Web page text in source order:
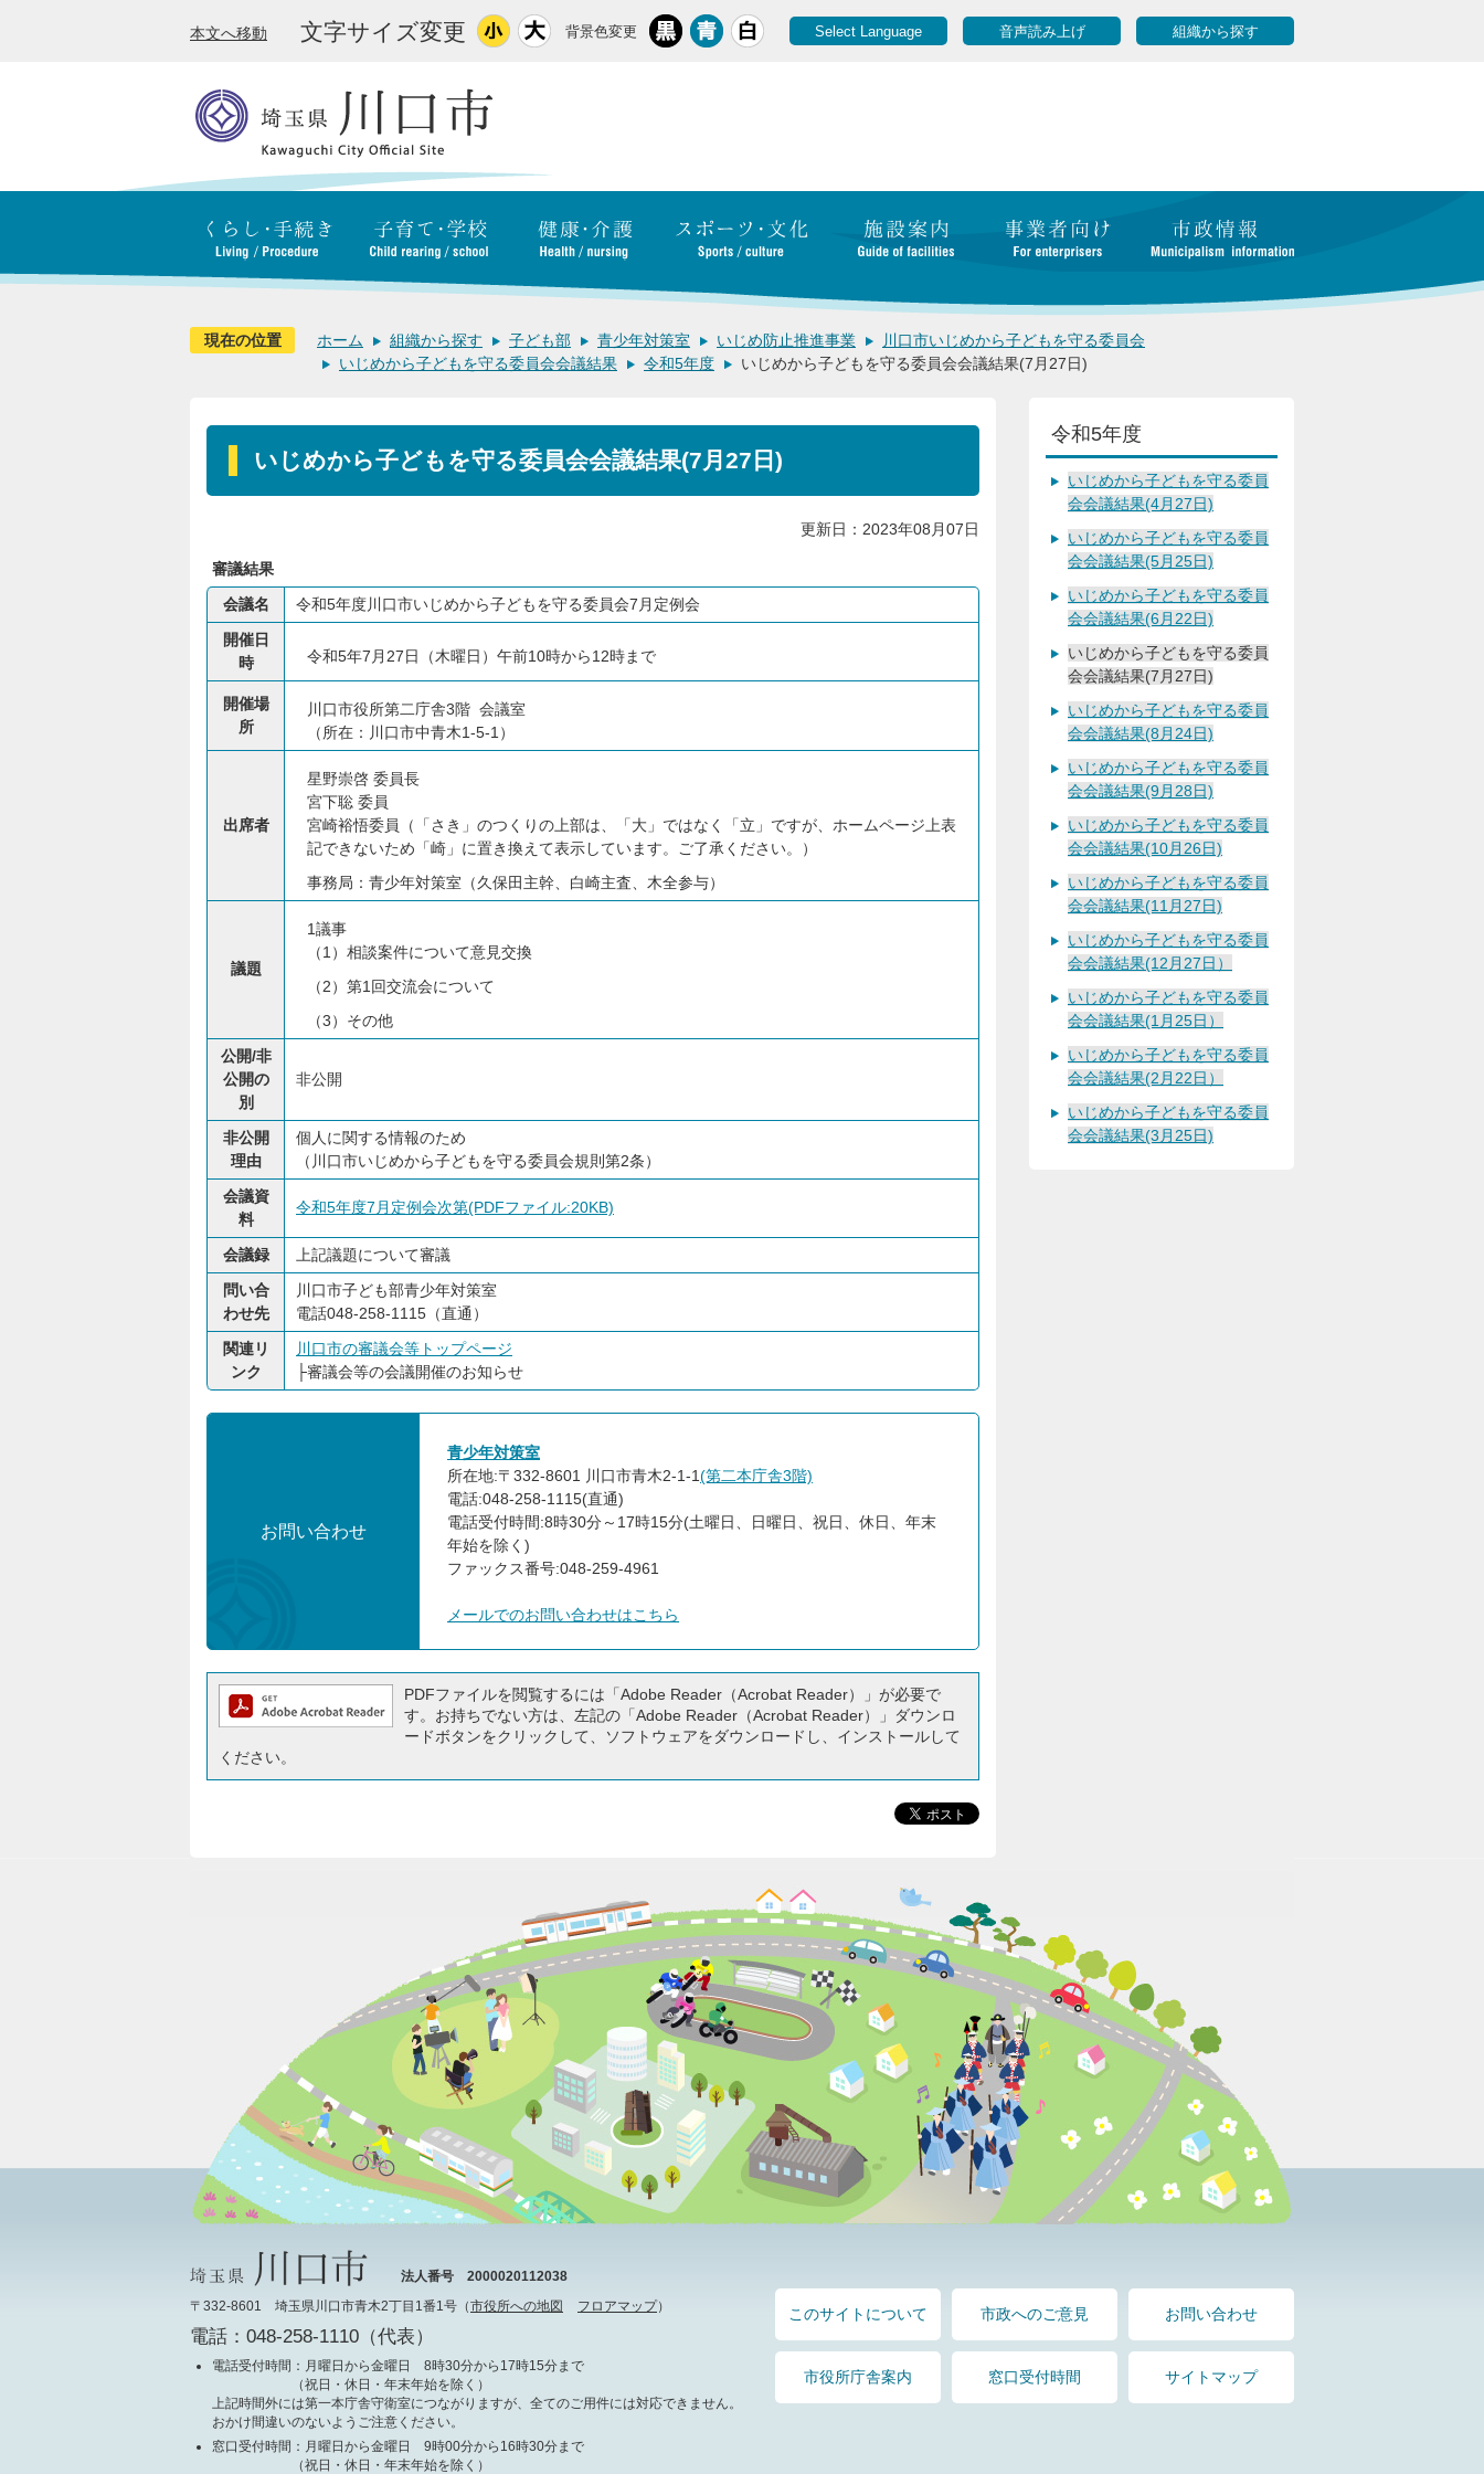
本文へ移動 文字サイズ変更 背景色変更 Select Language 音声読み上げ 組織から探す
現在の位置 ホーム 組織から探す 子ども部 青少年対策室 いじめ防止推進事業
川口市いじめから子どもを守る委員会
いじめから子どもを守る委員会会議結果
令和5年度 いじめから子どもを守る委員会会議結果(7月27日)
いじめから子どもを守る委員会会議結果(7月27日)
更新日：2023年08月07日
審議結果
会議名
令和5年度川口市いじめから子どもを守る委員会7月定例会
開催日
時
令和5年7月27日（木曜日）午前10時から12時まで
開催場
所
川口市役所第二庁舎3階 会議室
（所在：川口市中青木1-5-1）
出席者
星野崇啓 委員長
宮下聡 委員
宮崎裕悟委員（「さき」のつくりの上部は、「大」ではなく「立」ですが、ホームページ上表
記できないため「崎」に置き換えて表示しています。ご了承ください。）
事務局：青少年対策室（久保田主幹、白崎主査、木全参与）
議題
1議事
（1）相談案件について意見交換
（2）第1回交流会について
（3）その他
公開/非
公開の
別
非公開
非公開
理由
個人に関する情報のため
（川口市いじめから子どもを守る委員会規則第2条）
会議資
料
令和5年度7月定例会次第(PDFファイル:20KB)
会議録
上記議題について審議
問い合
わせ先
川口市子ども部青少年対策室
電話048-258-1115（直通）
関連リ
ンク
川口市の審議会等トップページ
├審議会等の会議開催のお知らせ
お問い合わせ
青少年対策室
所在地:〒332-8601 川口市青木2-1-1(第二本庁舎3階)
電話:048-258-1115(直通)
電話受付時間:8時30分～17時15分(土曜日、日曜日、祝日、休日、年末
年始を除く)
ファックス番号:048-259-4961
メールでのお問い合わせはこちら
PDFファイルを閲覧するには「Adobe Reader（Acrobat Reader）」が必要で
す。お持ちでない方は、左記の「Adobe Reader（Acrobat Reader）」ダウンロ
ードボタンをクリックして、ソフトウェアをダウンロードし、インストールして
ください。
令和5年度
いじめから子どもを守る委員
会会議結果(4月27日)
いじめから子どもを守る委員
会会議結果(5月25日)
いじめから子どもを守る委員
会会議結果(6月22日)
いじめから子どもを守る委員
会会議結果(7月27日)
いじめから子どもを守る委員
会会議結果(8月24日)
いじめから子どもを守る委員
会会議結果(9月28日)
いじめから子どもを守る委員
会会議結果(10月26日)
いじめから子どもを守る委員
会会議結果(11月27日)
いじめから子どもを守る委員
会会議結果(12月27日）
いじめから子どもを守る委員
会会議結果(1月25日）
いじめから子どもを守る委員
会会議結果(2月22日）
いじめから子どもを守る委員
会会議結果(3月25日)
法人番号 2000020112038
〒332-8601 埼玉県川口市青木2丁目1番1号（市役所への地図 フロアマップ）
電話：048-258-1110（代表）
電話受付時間 ：月曜日から金曜日 8時30分から17時15分まで
（祝日・休日・年末年始を除く）
上記時間外には第一本庁舎守衛室につながりますが、全てのご用件には対応できません。
おかけ間違いのないようご注意ください。
窓口受付時間 ：月曜日から金曜日 9時00分から16時30分まで
（祝日・休日・年末年始を除く）
このサイトについて 市政へのご意見 お問い合わせ
市役所庁舎案内 窓口受付時間 サイトマップ